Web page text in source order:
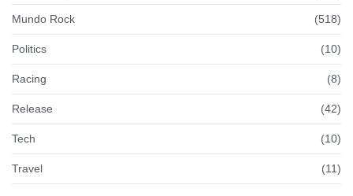
Mundo Rock (518)
Politics (10)
Racing (8)
Release (42)
Tech (10)
Travel (11)